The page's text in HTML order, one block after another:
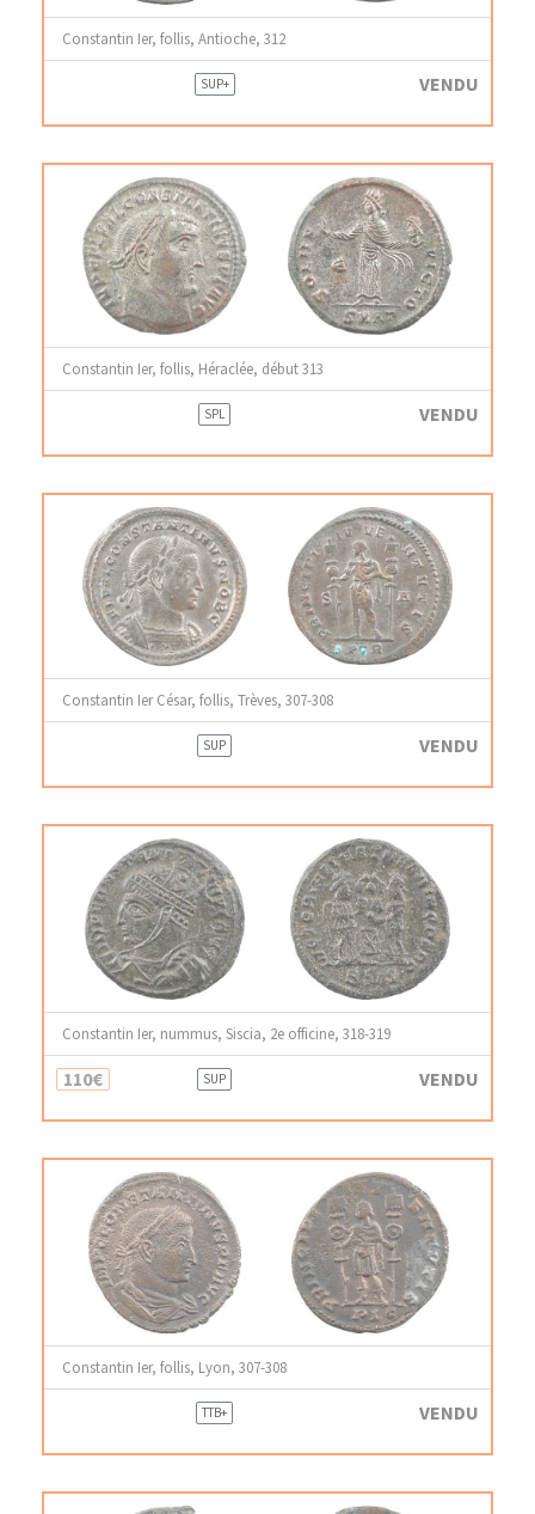
Constantin Ier, follis, Antioche, 312
SUP+ VENDU
Constantin Ier, follis, Héraclée, début 313
SPL VENDU
Constantin Ier César, follis, Trèves, 307-308
SUP VENDU
Constantin Ier, nummus, Siscia, 2e officine, 318-319
110€ SUP VENDU
Constantin Ier, follis, Lyon, 307-308
TTB+ VENDU